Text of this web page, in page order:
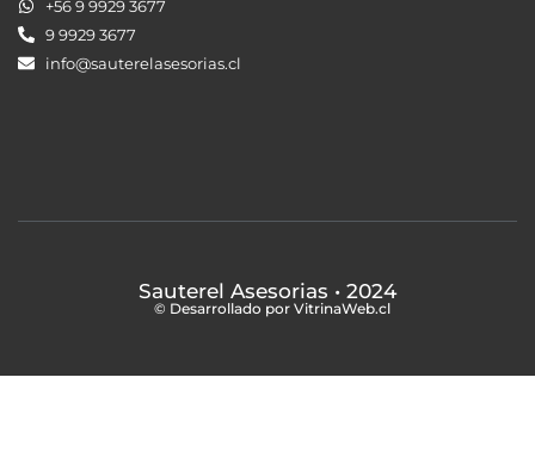
+56 9 9929 3677
9 9929 3677
info@sauterelasesorias.cl
Sauterel Asesorias • 2024
© Desarrollado por VitrinaWeb.cl